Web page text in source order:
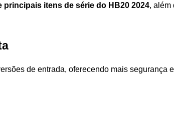
itens de série do HB20 2024, além
de entrada, oferecendo mais segurança